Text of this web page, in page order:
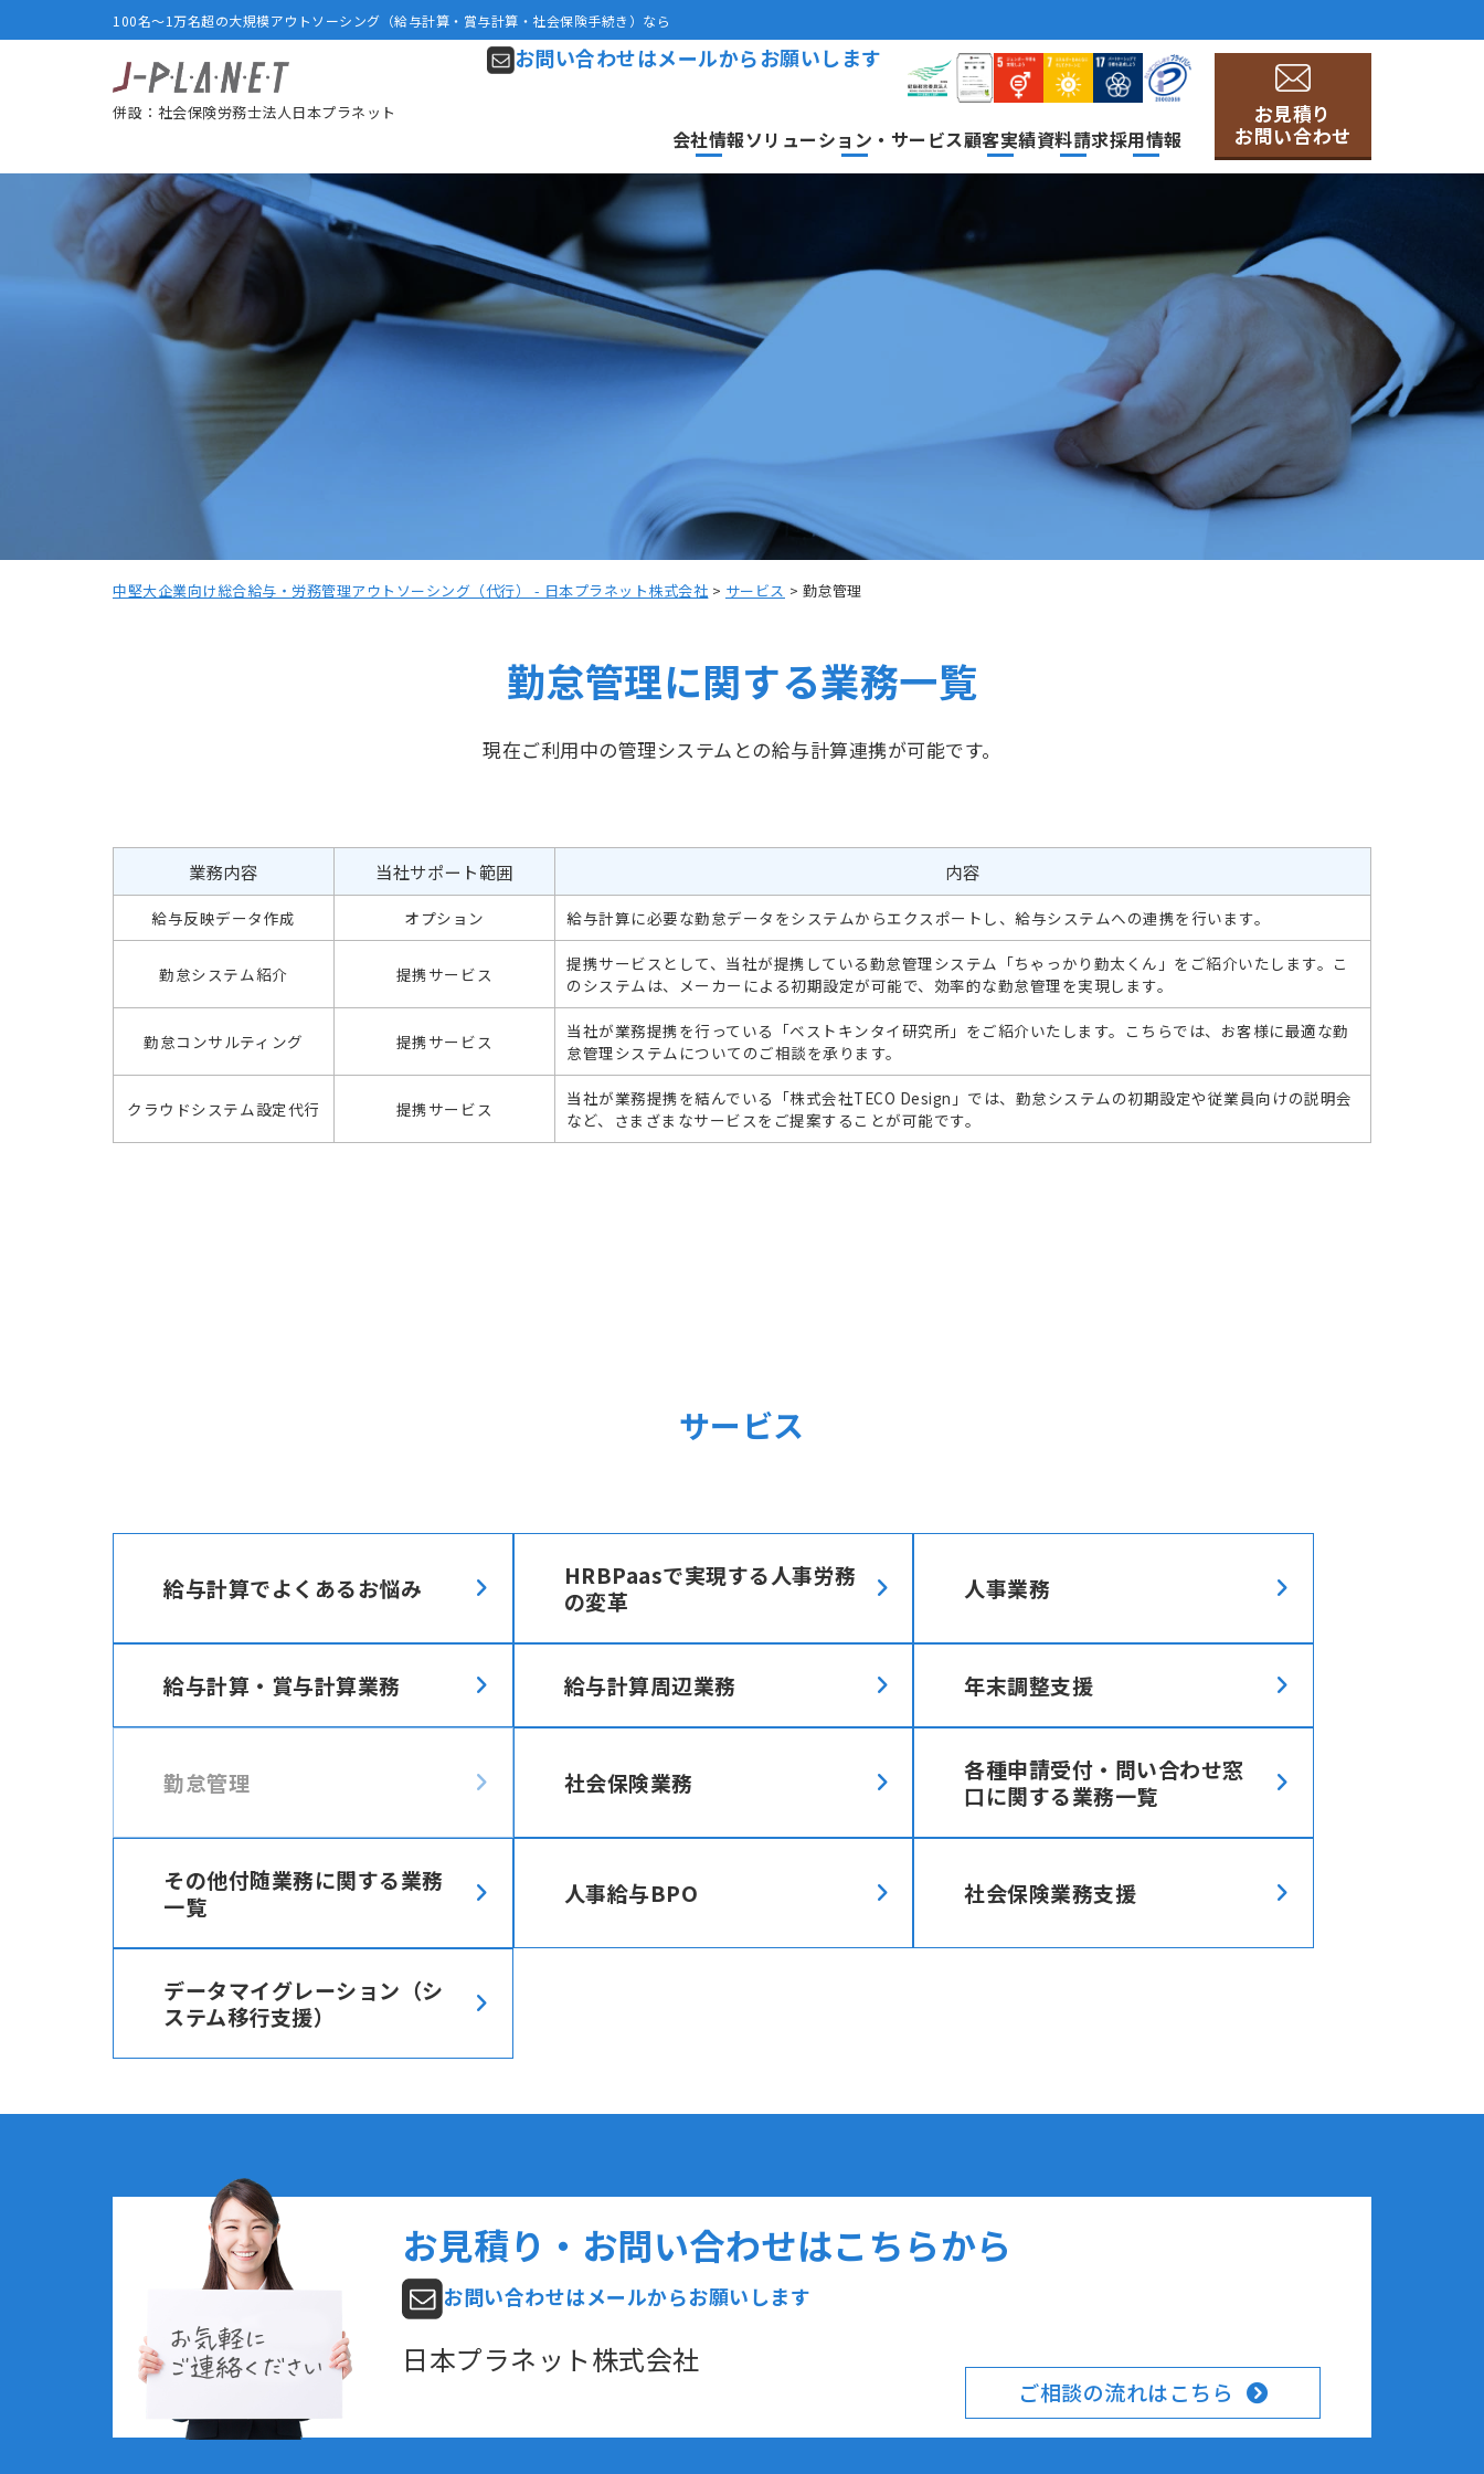
100名～1万名超の大規模アウトソーシング（給与計算・賞与計算・社会保険手続き）なら
併設：社会保険労務士法人日本プラネット
お問い合わせはメールからお願いします
お見積り
お問い合わせ
会社情報ソリューション・サービス顧客実績資料請求採用情報
中堅大企業向け総合給与・労務管理アウトソーシング（代行） - 日本プラネット株式会社 > サービス > 勤怠管理
勤怠管理に関する業務一覧
現在ご利用中の管理システムとの給与計算連携が可能です。
業務内容 当社サポート範囲 内容
給与反映データ作成 オプション 給与計算に必要な勤怠データをシステムからエクスポートし、給与システムへの連携を行います。
勤怠システム紹介 提携サービス
提携サービスとして、当社が提携している勤怠管理システム「ちゃっかり勤太くん」をご紹介いたします。こ
のシステムは、メーカーによる初期設定が可能で、効率的な勤怠管理を実現します。
勤怠コンサルティング 提携サービス
当社が業務提携を行っている「ベストキンタイ研究所」をご紹介いたします。こちらでは、お客様に最適な勤
怠管理システムについてのご相談を承ります。
クラウドシステム設定代行 提携サービス
当社が業務提携を結んでいる「株式会社TECO Design」では、勤怠システムの初期設定や従業員向けの説明会
など、さまざまなサービスをご提案することが可能です。
サービス
給与計算でよくあるお悩み
HRBPaasで実現する人事労務
の変革
人事業務
給与計算・賞与計算業務 給与計算周辺業務 年末調整支援
勤怠管理 社会保険業務
各種申請受付・問い合わせ窓
口に関する業務一覧
その他付随業務に関する業務
一覧
人事給与BPO 社会保険業務支援
データマイグレーション（シ
ステム移行支援）
お見積り・お問い合わせはこちらから
お問い合わせはメールからお願いします
日本プラネット株式会社
ご相談の流れはこちら